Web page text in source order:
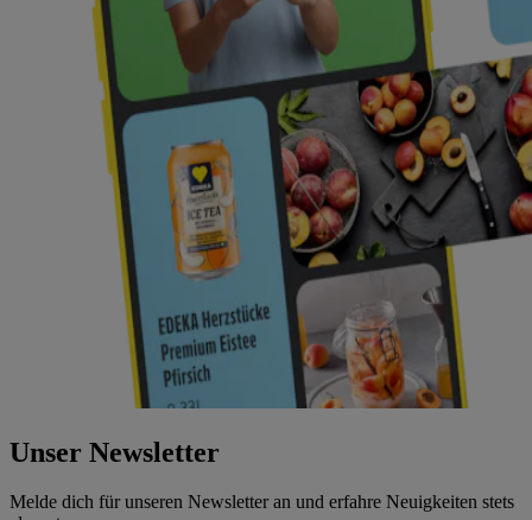
Unser Newsletter
Melde dich für unseren Newsletter an und erfahre Neuigkeiten stets